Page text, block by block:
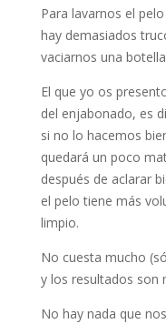
Para lavarnos el
hay demasiados
vaciarnos una
El que yo os
del enjabonado, es
si no lo hacemos
quedará un poco
después de aclarar
el pelo tiene más
limpio.
No cuesta mucho
y los resultados son
No hay nada que